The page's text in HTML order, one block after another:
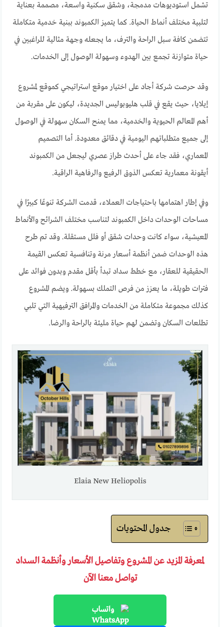
تشمل استوديوهات مدمجة، وشقق سكنية واسعة، مصممة بعناية
لتلبية مختلف أنماط الحياة. كما يتميز الكمبوند ببنية خدمية متكاملة
تتضمن كافة سبل الراحة والترف، ما يجعله وجهة مثالية للراغبين في
حياة متوازنة تجمع بين الهدوء وسهولة الوصول إلى الخدمات.
وقد حرصت شركة أجاد على اختيار موقع استراتيجي كموقع لمشروع
إيلايا، حيث يقع في قلب هليوبوليس الجديدة، ليكون على مقربة من
أهم المعالم الحيوية والخدمية، مما يمنح السكان سهولة في الوصول
إلى جميع متطلباتهم اليومية في دقائق معدودة. أما التصميم
المعماري، فقد جاء على أحدث طراز عصري ليجعل من الكمبوند
أيقونة معمارية تعكس الذوق الرفيع والرفاهية الراقية.
وفي إطار اهتمامها باحتياجات العملاء، قدمت الشركة تنوعًا كبيرًا في
مساحات الوحدات داخل الكمبوند لتناسب مختلف الشرائح والأنماط
المعيشية، سواء كانت وحدات شقق أو فلل مستقلة. وقد تم طرح
هذه الوحدات ضمن أنظمة أسعار مرنة وتنافسية تعكس القيمة
الحقيقية للعقار، مع خطط سداد تبدأ بأقل مقدم وبدون فوائد على
فترات طويلة، ما يعزز من فرص التملك بسهولة. ويضم المشروع
كذلك مجموعة متكاملة من الخدمات والمرافق الترفيهية التي تلبي
تطلعات السكان وتضمن لهم حياة مليئة بالراحة والرضا.
Elaia New Heliopolis
جدول المحتويات
لمعرفة المزيد عن المشروع وتفاصيل الأسعار وأنظمة السداد
تواصل معنا الآن
واتساب